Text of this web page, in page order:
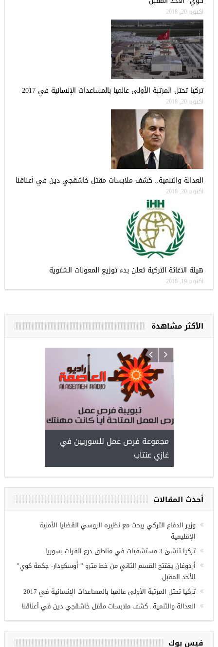
أكتوبر 20, 2018
تركيا تحتل المرتبة الأولى عالميا بالمساعدات الإنسانية في 2017
أكتوبر 20, 2018
العدالة والتنمية.. كشف ملابسات مقتل خاشقجي دين في أعناقنا
أكتوبر 20, 2018
هيئة الاغاثة التركية تعلن بدء توزيع المعونات الشتوية
أكتوبر 19, 2018
الأكثر مشاهدة
مجموعة فرص عمل للسوريين في
غازي عنتاب
أحدث المقالات
وزير الدفاع التركي يبحث مع نظيره الروسي القضايا الأمنية
الإقليمية
تركيا تنشئ 3 مستشفيات في مناطق درع الفرات بسوريا
أردوغان يفتتح القسم الثاني من خط مترو ” أوسكودار- جكمة كوي”
الأحد المقبل
تركيا تحتل المرتبة الأولى عالميا بالمساعدات الإنسانية في 2017
العدالة والتنمية.. كشف ملابسات مقتل خاشقجي دين في أعناقنا
فيس بوك